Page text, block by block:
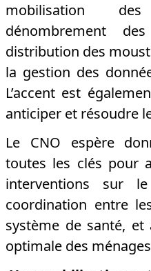
mobilisation
dénombrement
distribution des
la gestion des
L’accent est
anticiper et résoudre
Le CNO espère
toutes les clés pour
interventions sur
coordination entre
système de santé,
optimale des